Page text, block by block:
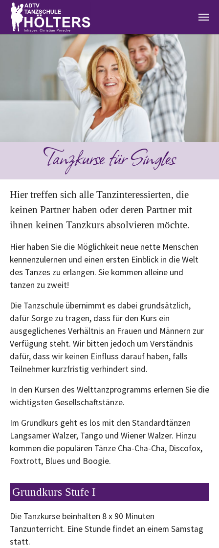
Zum Hauptinhalt springen
Tanzkurse für Singles
Hier treffen sich alle Tanzinteressierten, die
keinen Partner haben oder deren Partner mit
ihnen keinen Tanzkurs absolvieren möchte.
Hier haben Sie die Möglichkeit neue nette Menschen
kennenzulernen und einen ersten Einblick in die Welt
des Tanzes zu erlangen. Sie kommen alleine und
tanzen zu zweit!
Die Tanzschule übernimmt es dabei grundsätzlich,
dafür Sorge zu tragen, dass für den Kurs ein
ausgeglichenes Verhältnis an Frauen und Männern zur
Verfügung steht. Wir bitten jedoch um Verständnis
dafür, dass wir keinen Einfluss darauf haben, falls
Teilnehmer kurzfristig verhindert sind.
In den Kursen des Welttanzprogramms erlernen Sie die
wichtigsten Gesellschaftstänze.
Im Grundkurs geht es los mit den Standardtänzen
Langsamer Walzer, Tango und Wiener Walzer. Hinzu
kommen die populären Tänze Cha-Cha-Cha, Discofox,
Foxtrott, Blues und Boogie.
Grundkurs Stufe I
Die Tanzkurse beinhalten 8 x 90 Minuten
Tanzunterricht. Eine Stunde findet an einem Samstag
statt.